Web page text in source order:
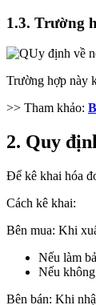
1.3. Trường
Trường hợp này
>> Tham khảo:
2. Quy
Để kê khai hóa
Cách kê khai:
Bên mua: Khi
Nếu làm
Nếu
Bên bán: Khi